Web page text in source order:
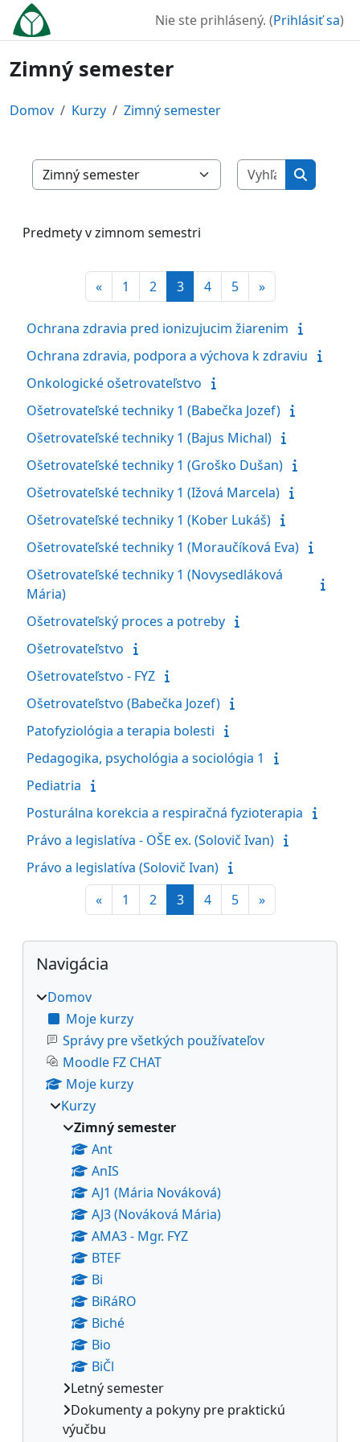
Preskočiť na hlavný obsah
Nie ste prihlásený. (Prihlásiť sa)
Zimný semester
Domov Kurzy Zimný semester
Kategórie kurzov
Vyhľadať
Vyhľadať
Predmety v zimnom semestri
«Predchádzajúca stránka
1 Strana 1
2Strana 2
3Strana 3
4Strana 4
5Strana 5
»Ďalšia stránka
Ochrana zdravia pred ionizujucim žiarenim
Ochrana zdravia, podpora a výchova k zdraviu
Onkologické ošetrovateľstvo
Ošetrovateľské techniky 1 (Babečka Jozef)
Ošetrovateľské techniky 1 (Bajus Michal)
Ošetrovateľské techniky 1 (Groško Dušan)
Ošetrovateľské techniky 1 (Ižová Marcela)
Ošetrovateľské techniky 1 (Kober Lukáš)
Ošetrovateľské techniky 1 (Moraučíková Eva)
Ošetrovateľské techniky 1 (Novysedláková
Mária)
Ošetrovateľský proces a potreby
Ošetrovateľstvo
Ošetrovateľstvo - FYZ
Ošetrovateľstvo (Babečka Jozef)
Patofyziológia a terapia bolesti
Pedagogika, psychológia a sociológia 1
Pediatria
Posturálna korekcia a respiračná fyzioterapia
Právo a legislatíva - OŠE ex. (Solovič Ivan)
Právo a legislatíva (Solovič Ivan)
«Predchádzajúca stránka
1 Strana 1
2Strana 2
3Strana 3
4Strana 4
5Strana 5
»Ďalšia stránka
Bloky
Preskočiť Navigácia
Navigácia
Domov
Moje kurzy
Správy pre všetkých používateľov
Moodle FZ CHAT
Moje kurzy
Kurzy
Zimný semester
Ant
AnIS
AJ1 (Mária Nováková)
AJ3 (Nováková Mária)
AMA3 - Mgr. FYZ
BTEF
Bi
BiRáRO
Biché
Bio
BiČl
Letný semester
Dokumenty a pokyny pre praktickú
výučbu